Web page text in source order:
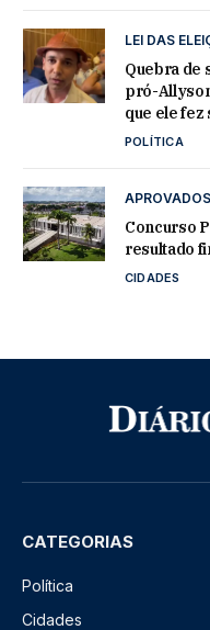
LEI DAS
Quebra de
pró-
que ele
POLÍTICA
Concurso
resultado
CIDADES
CATEGORIAS
Política
Cidades